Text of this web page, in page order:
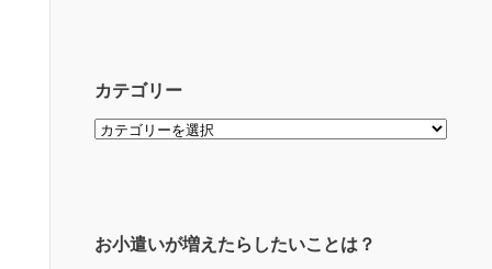
カテゴリー
カ
お小遣いが増えたらしたいことは？